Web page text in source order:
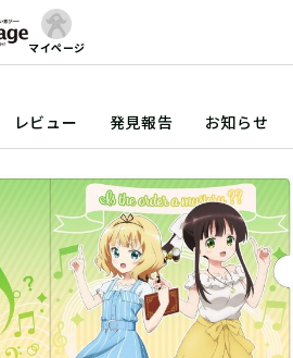
マイページ
レビュー 発見報告 お知らせ